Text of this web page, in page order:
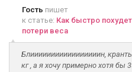
Гость пишет
к статье: Как быстро
потери веса
Блииииииииииииииииин,
кг , а я хочу примерно хотя бы